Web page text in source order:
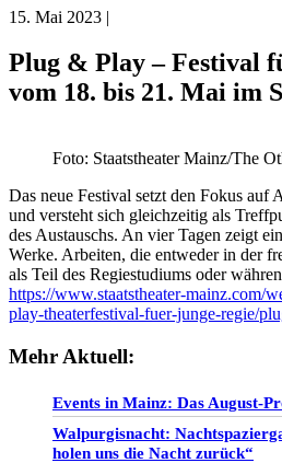
15. Mai 2023 |
Plug & Play – Festival
vom 18. bis 21. Mai im
Foto: Staatstheater Mainz/The
Das neue Festival setzt den Fokus auf
und versteht sich gleichzeitig als
des Austauschs. An vier Tagen zeigt
Werke. Arbeiten, die entweder in der
als Teil des Regiestudiums oder
https://www.staatstheater-mainz.com/
play-theaterfestival-fuer-junge-regie/
Mehr Aktuell:
Events in Mainz: Das August-
Walpurgisnacht:
holen uns die Nacht zurück“